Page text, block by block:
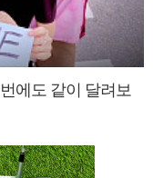
에도 같이 달려보